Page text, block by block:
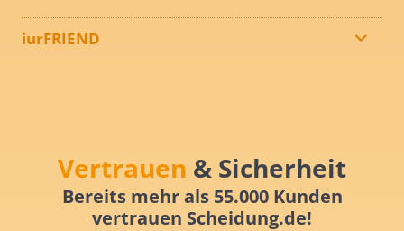
iurFRIEND
Vertrauen & Sicherheit
Bereits mehr als 55.000 Kunden
vertrauen Scheidung.de!